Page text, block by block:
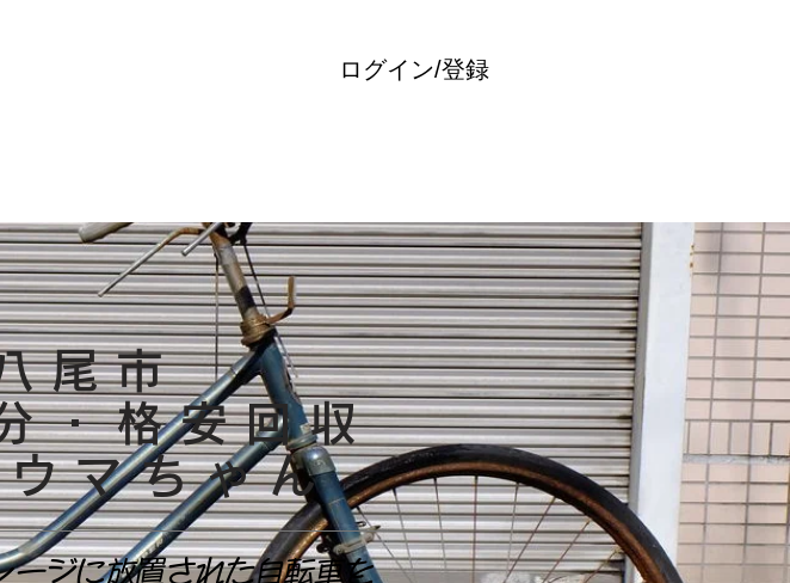
ログイン/登録
尾市
・格安回収
ウマちゃん
ージに放置された自転車を